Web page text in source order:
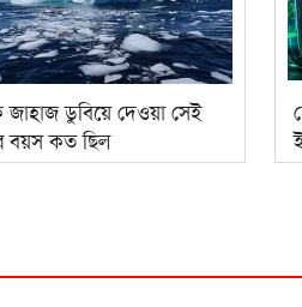
জাহাজ ডুবিয়ে দেওয়া সেই
বয়স কত ছিল